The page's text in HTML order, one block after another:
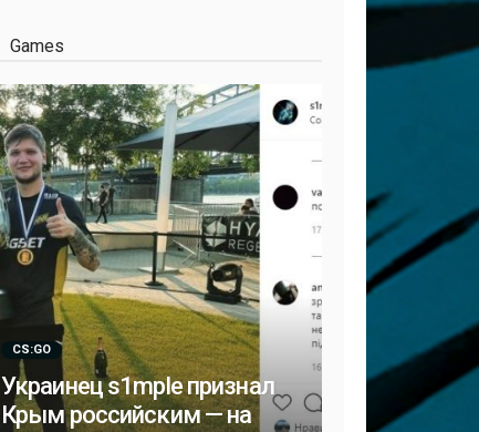
Games
CS:GO
Украинец s1mple признал
Крым российским — на